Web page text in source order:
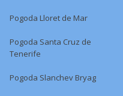
Pogoda Lloret de Mar
Pogoda Santa Cruz de
Tenerife
Pogoda Slanchev Bryag